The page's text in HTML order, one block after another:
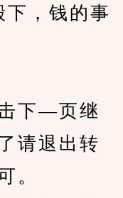
下，钱的事
下—页继
请退出转
。